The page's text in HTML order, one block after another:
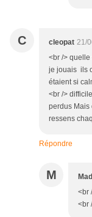
C cleopat 21/
<br /> quelle
je jouais ils
étaient si
<br />
perdus Mais
ressens
Répondre
M
<br
<br